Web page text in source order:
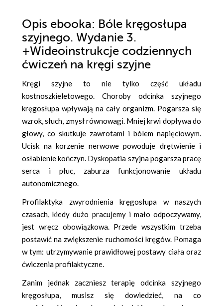
Opis ebooka: Bóle kręgosłupa
szyjnego. Wydanie 3.
+Wideoinstrukcje codziennych
ćwiczeń na kręgi szyjne
Kręgi szyjne to nie tylko część układu
kostnoszkieletowego. Choroby odcinka szyjnego
kręgosłupa wpływają na cały organizm. Pogarsza się
wzrok, słuch, zmysł równowagi. Mniej krwi dopływa do
głowy, co skutkuje zawrotami i bólem napięciowym.
Ucisk na korzenie nerwowe powoduje drętwienie i
osłabienie kończyn. Dyskopatia szyjna pogarsza pracę
serca i płuc, zaburza funkcjonowanie układu
autonomicznego.
Profilaktyka zwyrodnienia kręgosłupa w naszych
czasach, kiedy dużo pracujemy i mało odpoczywamy,
jest wręcz obowiązkowa. Przede wszystkim trzeba
postawić na zwiększenie ruchomości kręgów. Pomaga
w tym: utrzymywanie prawidłowej postawy ciała oraz
ćwiczenia profilaktyczne.
Zanim jednak zaczniesz terapię odcinka szyjnego
kręgosłupa, musisz się dowiedzieć, na co